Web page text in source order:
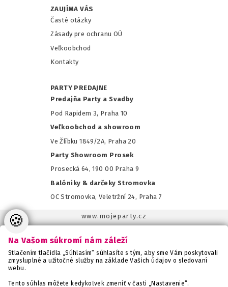
ZAUJÍMA VÁS
Časté otázky
Zásady pre ochranu OÚ
Veľkoobchod
Kontakty
PARTY PREDAJNE
Predajňa Party a Svadby
Pod Rapidem 3, Praha 10
Veľkoobchod a showroom
Ve Žlíbku 1849/2A, Praha 20
Party Showroom Prosek
Prosecká 64, 190 00 Praha 9
Balóniky & darčeky Stromovka
OC Stromovka, Veletržní 24, Praha 7
www.mojeparty.cz
www.svatebnivyzdoba.cz
www.detskaparty.cz
www.potiskbalonku.cz
🍪
Na Vašom súkromí nám záleží
Stlačením tlačidla „Súhlasím“ súhlasíte s tým, aby sme Vám poskytovali
zmysluplné a užitočné služby na základe Vašich údajov o sledovaní
webu.
Tento súhlas môžete kedykoľvek zmeniť v časti „Nastavenie“.